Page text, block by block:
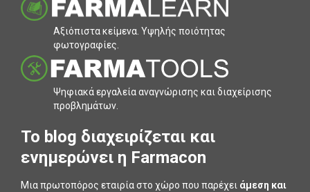
Αξιόπιστα κείµενα. Υψηλής ποιότητας
φωτογραφίες.
Ψηφιακά εργαλεία αναγνώρισης και διαχείρισης
προβληµάτων.
To blog διαχειρίζεται και
ενημερώνει η Farmacon
Μια πρωτοπόρος εταιρία στο χώρο που παρέχει άμεση και